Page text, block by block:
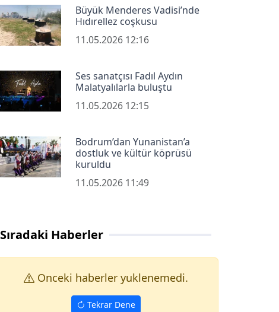
Büyük Menderes Vadisi’nde
Hıdırellez coşkusu
11.05.2026 12:16
Ses sanatçısı Fadıl Aydın
Malatyalılarla buluştu
11.05.2026 12:15
Bodrum’dan Yunanistan’a
dostluk ve kültür köprüsü
kuruldu
11.05.2026 11:49
Sıradaki Haberler
Onceki haberler yuklenemedi.
Tekrar Dene